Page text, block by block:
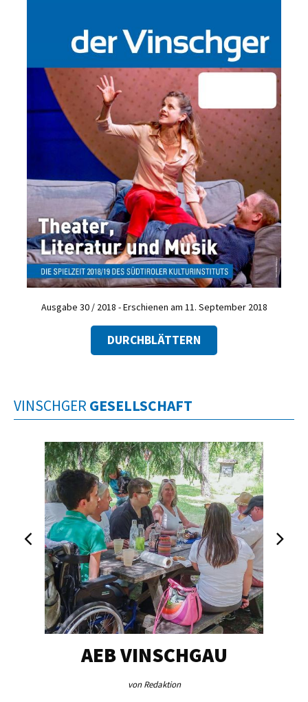
Ausgabe 30 / 2018 - Erschienen am 11. September 2018
DURCHBLÄTTERN
VINSCHGER GESELLSCHAFT
AEB VINSCHGAU
von Redaktion